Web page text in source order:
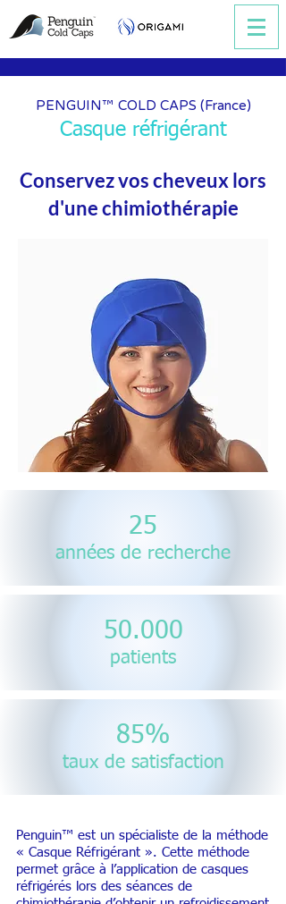
PENGUIN ™ COLD CAPS (France)
Casque réfrigérant
Conservez vos cheveuxlors
d'une chimiothérapie
25
années de recherche
50.000
patients
85%
taux de satisfaction
Penguin™ est un spécialiste de la méthode
« Casque Réfrigérant ». Cette méthode
permet grâce à l’application de casques
réfrigérés lors des séances de